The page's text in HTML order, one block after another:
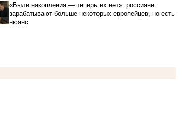
«Были накопления — теперь их нет»: россияне
зарабатывают больше некоторых европейцев, но есть
нюанс